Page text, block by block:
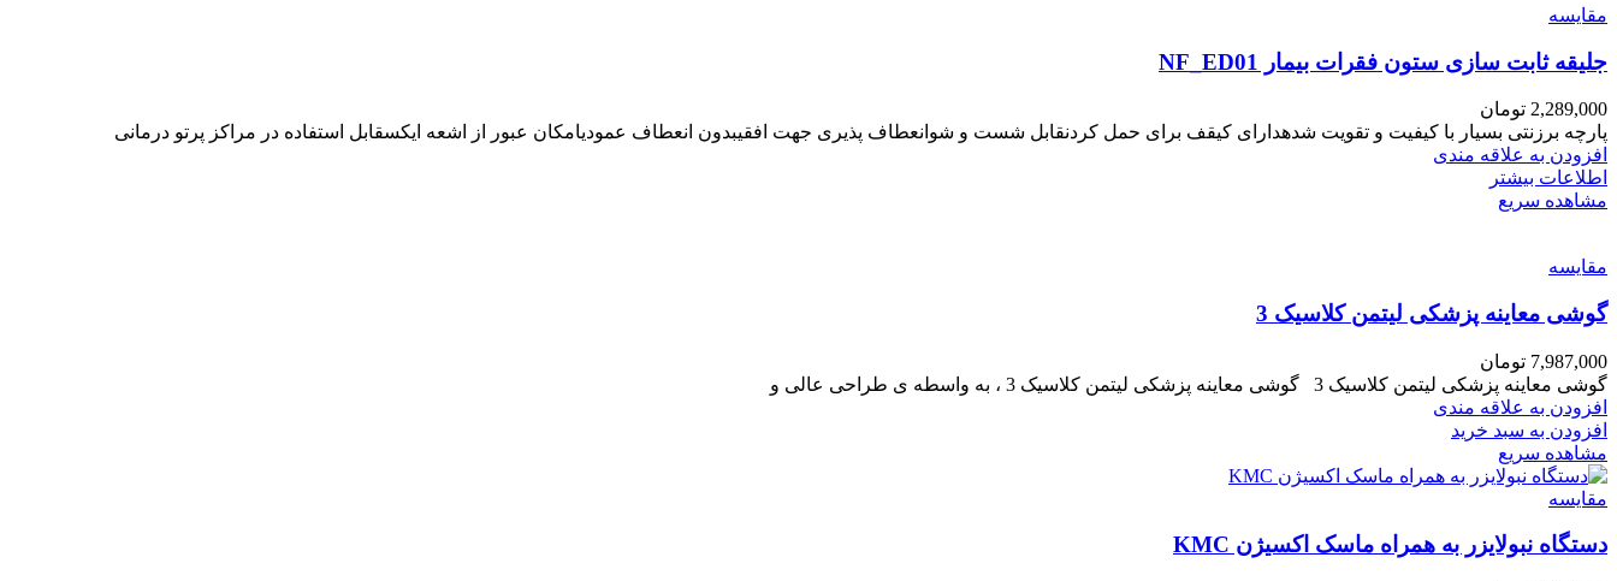
مقایسه
جلیقه ثابت سازی ستون فقرات بیمار NF_ED01
2,289,000 تومان
پارچه برزنتی بسیار با کیفیت و تقویت شدهدارای کیقف برای حمل کردنقابل شست و شوانعطاف پذیری جهت افقیبدون انعطاف عمودیامکان عبور از اشعه ایکسقابل استفاده در مراکز پرتو درمانی
افزودن به علاقه مندی
اطلاعات بیشتر
مشاهده سریع
مقایسه
گوشی معاینه پزشکی لیتمن کلاسیک 3
7,987,000 تومان
گوشی معاینه پزشکی لیتمن کلاسیک 3 گوشی معاینه پزشکی لیتمن کلاسیک 3 ، به واسطه ی طراحی عالی و
افزودن به علاقه مندی
افزودن به سبد خرید
مشاهده سریع
مقایسه
دستگاه نبولایزر به همراه ماسک اکسیژن KMC